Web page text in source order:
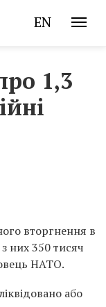
EN
1,3
вторгнення в
них 350 тисяч
НАТО.
або